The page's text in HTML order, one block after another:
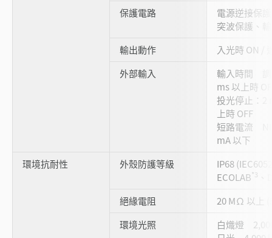
保護電路
電源逆接保
突波保護、
輸出動作
入光時 ON /
外部輸入
輸入時間 調
ms 以上時
投光停止：2
上時 OFF
短路電流
mA 以下
環境抗耐性
外殼防護等級
IP68
ECOLAB*3
絕緣電阻
20 MΩ 以上
環境光照
白熾燈